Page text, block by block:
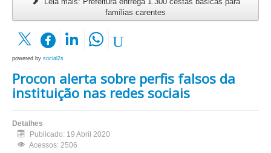
famílias carentes
powered by social2s
Procon alerta sobre perfis falsos da
instituição nas redes sociais
Detalhes
Publicado: 19 Abril 2020
Acessos: 2506